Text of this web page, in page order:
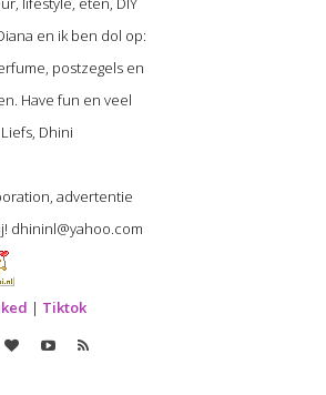
en ik ben dol op:
postzegels en
Have fun en veel
Dhini
advertentie
dhininl@yahoo.com
| Tiktok